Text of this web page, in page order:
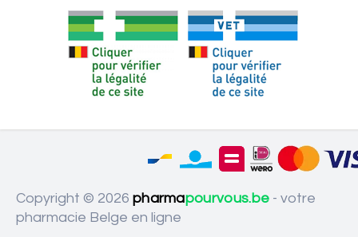
Copyright © 2026 pharmapourvous.be - votre
pharmacie Belge en ligne